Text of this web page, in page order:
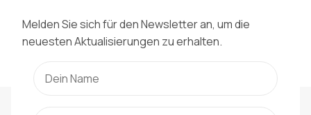
Melden Sie sich für den Newsletter an, um die
neuesten Aktualisierungen zu erhalten.